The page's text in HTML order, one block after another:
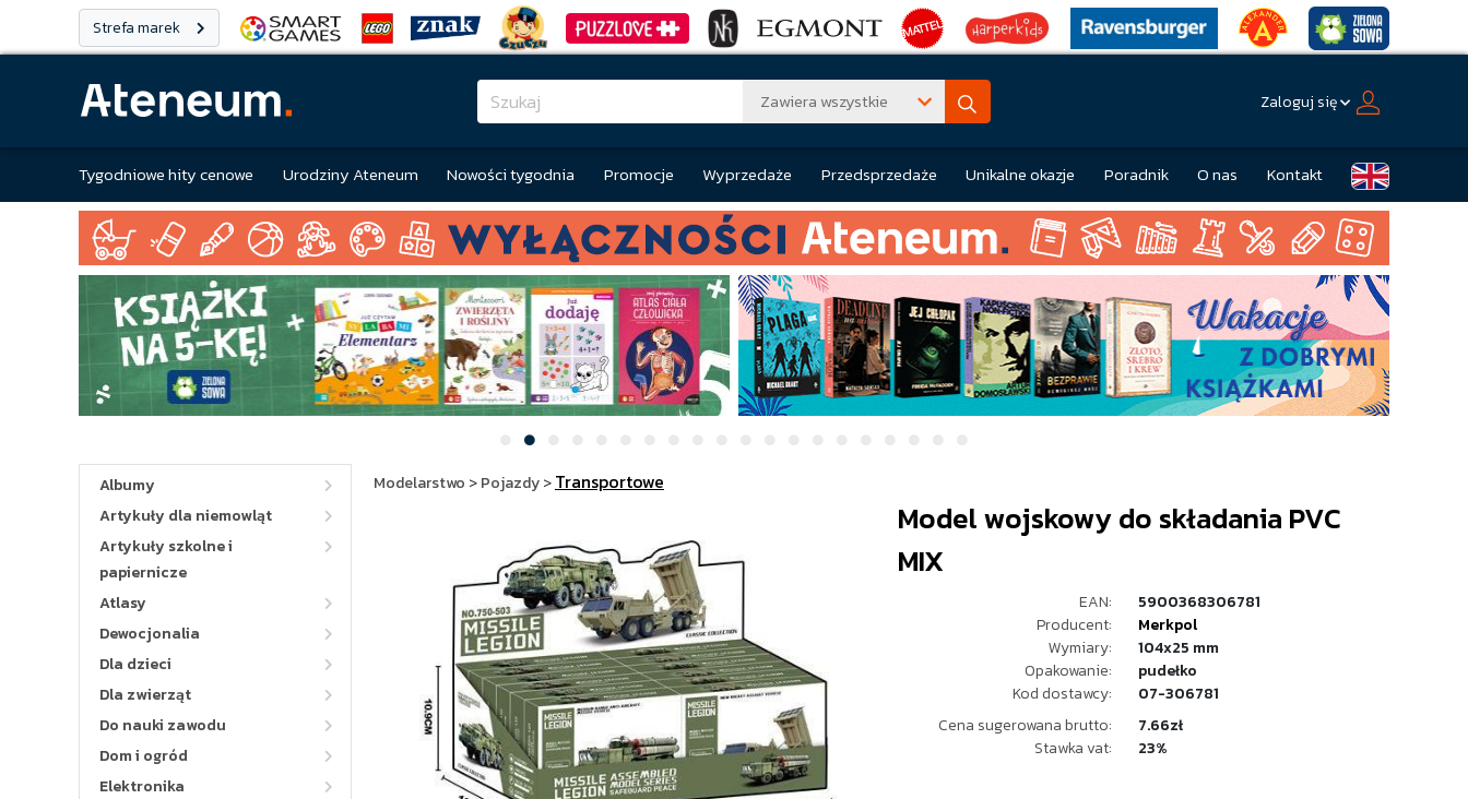
Strefa marek
Zawiera wszystkie Zaloguj się
Tygodniowe hity cenowe Urodziny Ateneum Nowości tygodnia Promocje Wyprzedaże Przedsprzedaże Unikalne okazje Poradnik O nas Kontakt
Albumy
Artykuły dla niemowląt
Artykuły szkolne i
papiernicze
Atlasy
Dewocjonalia
Dla dzieci
Dla zwierząt
Do nauki zawodu
Dom i ogród
Elektronika
Modelarstwo >Pojazdy>Transportowe
Model wojskowy do składania PVC
MIX
EAN:
5900368306781
Producent:
Merkpol
Wymiary:
104x25 mm
Opakowanie:
pudełko
Kod dostawcy:
07-306781
Cena sugerowana brutto:
7.66zł
Stawka vat:
23%